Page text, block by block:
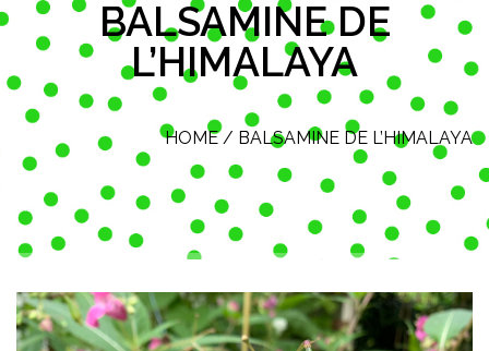
BALSAMINE DE
L’HIMALAYA
HOME/ BALSAMINE DE L’HIMALAYA